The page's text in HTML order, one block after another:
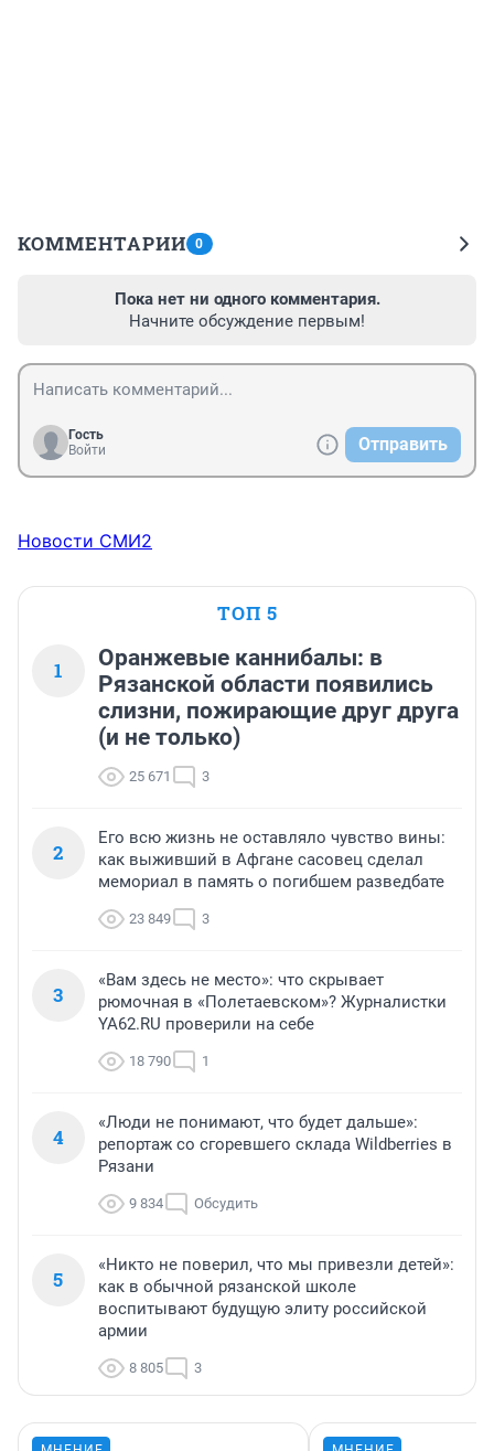
КОММЕНТАРИИ 0
Пока нет ни одного комментария.
Начните обсуждение первым!
Гость
Войти
Отправить
Новости СМИ2
ТОП 5
1
Оранжевые каннибалы: в
Рязанской области появились
слизни, пожирающие друг друга
(и не только)
25 671 3
2
Его всю жизнь не оставляло чувство вины:
как выживший в Афгане сасовец сделал
мемориал в память о погибшем разведбате
23 849 3
3
«Вам здесь не место»: что скрывает
рюмочная в «Полетаевском»? Журналистки
YA62.RU проверили на себе
18 790 1
4
«Люди не понимают, что будет дальше»:
репортаж со сгоревшего склада Wildberries в
Рязани
9 834 Обсудить
5
«Никто не поверил, что мы привезли детей»:
как в обычной рязанской школе
воспитывают будущую элиту российской
армии
8 805 3